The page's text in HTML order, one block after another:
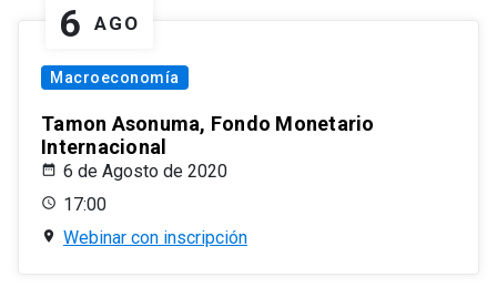
6 AGO
Macroeconomía
Tamon Asonuma, Fondo Monetario
Internacional
6 de Agosto de 2020
17:00
Webinar con inscripción